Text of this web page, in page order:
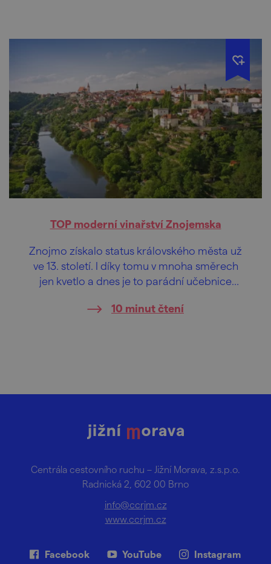
TOP moderní vinařství Znojemska
Znojmo získalo status královského města už
ve 13. století. I díky tomu v mnoha směrech
jen kvetlo a dnes je to parádní učebnice
ty moderní jako brutalismus. Ani nemusíte
10 minut čtení
Centrála cestovního ruchu – Jižní Morava, z.s.p.o.
Radnická 2, 602 00 Brno
info@ccrjm.cz
www.ccrjm.cz
Facebook YouTube Instagram